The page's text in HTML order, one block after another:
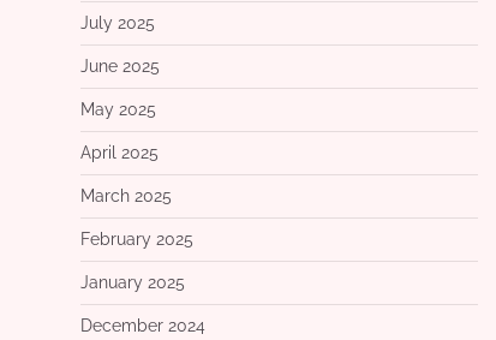
July 2025
June 2025
May 2025
April 2025
March 2025
February 2025
January 2025
December 2024